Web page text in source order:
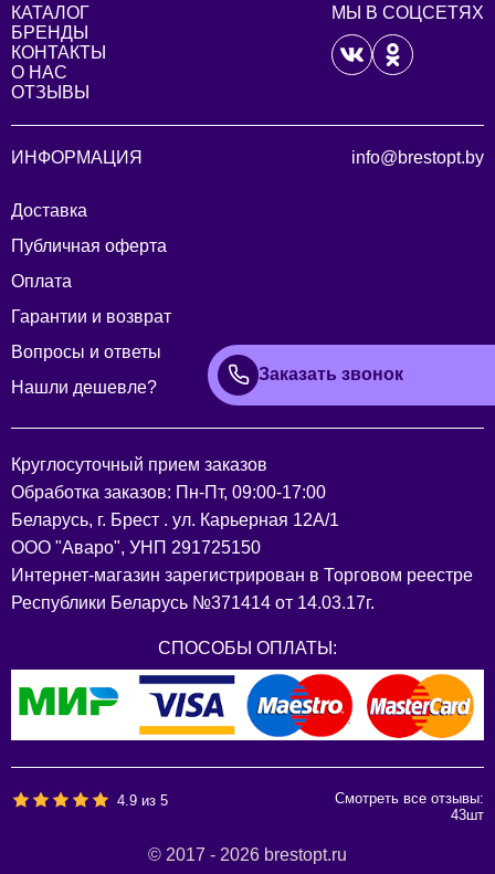
КАТАЛОГ
БРЕНДЫ
КОНТАКТЫ
О НАС
ОТЗЫВЫ
МЫ В СОЦСЕТЯХ
ИНФОРМАЦИЯ
Доставка
Публичная оферта
Оплата
Гарантии и возврат
Вопросы и ответы
Нашли дешевле?
info@brestopt.by
Заказать звонок
Круглосуточный прием заказов
Обработка заказов: Пн-Пт, 09:00-17:00
Беларусь, г. Брест . ул. Карьерная 12А/1
ООО "Аваро", УНП 291725150
Интернет-магазин зарегистрирован в Торговом реестре
Республики Беларусь №371414 от 14.03.17г.
СПОСОБЫ ОПЛАТЫ:
4.9 из5
Смотреть все отзывы:
43шт
© 2017 - 2026 brestopt.ru